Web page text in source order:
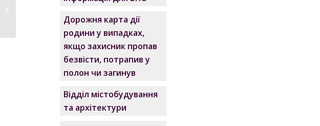
Дорожня карта дії
родини у випадках,
якщо захисник пропав
безвісти, потрапив у
полон чи загинув
Відділ містобудування
та архітектури
першого засідання...